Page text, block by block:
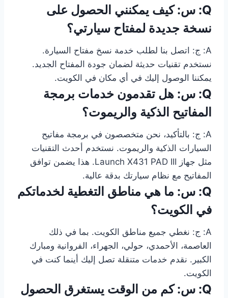
Q: س: كيف يمكنني الحصول على
نسخة جديدة لمفتاح سيارتي؟
A: ج: اتصل بنا لطلب خدمة نسخ مفتاح السيارة.
نستخدم تقنيات حديثة لضمان جودة المفتاح الجديد.
يمكننا الوصول إليك في أي مكان في الكويت.
Q: س: هل تقدمون خدمات برمجة
المفاتيح الذكية والريموت؟
A: ج: بالتأكيد، نحن متخصصون في برمجة مفاتيح
السيارات الذكية والريموت. نستخدم أحدث التقنيات
مثل جهاز Launch X431 PAD III. هذا يضمن توافق
المفاتيح مع نظام سيارتك بدقة عالية.
Q: س: ما هي مناطق التغطية لخدماتكم
في الكويت؟
A: ج: نغطي جميع مناطق الكويت. بما في ذلك
العاصمة، الأحمدي، حولي، الجهراء، الفروانية ومبارك
الكبير. نقدم خدمات متنقلة تصل إليك أينما كنت في
الكويت.
Q: س: كم من الوقت يستغرق الحصول